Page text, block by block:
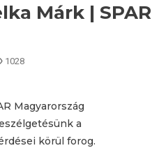
Márk | SPAR
1028
Magyarország
a
körül forog.